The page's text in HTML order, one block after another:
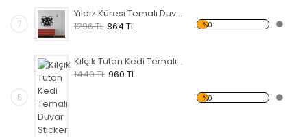
7
Yıldız Küresi Temalı Duvar Sticker
1296 TL 864 TL %0
8
Kılçık Tutan Kedi Temalı Duvar Sticker
1440 TL 960 TL
%0